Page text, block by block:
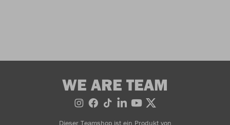
WE ARE TEAM
Dieser Teamshop ist ein Produkt von